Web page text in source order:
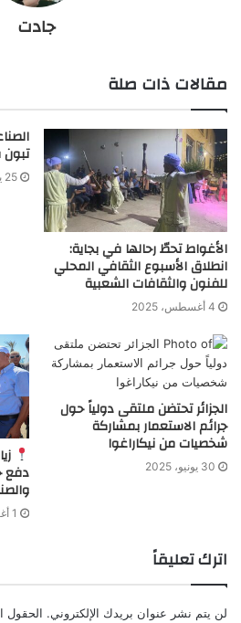
جادت
مقالات ذات صلة
الأغواط تحطّ رحالها في بجاية:
انطلاق الأسبوع الثقافي المحلي
للفنون والثقافات الشعبية
4 أغسطس، 2025
25 يوليو، 2024
الجزائر تحتضن ملتقى دولياً حول
جرائم الاستعمار بمشاركة
شخصيات من نيكاراغوا
30 يونيو، 2025 دفع
1 أغسطس، 2025
اترك تعليقاً
لن يتم نشر عنوان بريدك الإلكتروني. الحقول